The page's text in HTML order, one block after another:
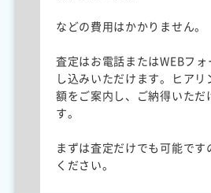
などの費用はかかりません。
査定はお電話またはWEBフ
し込みいただけます。ヒア
額をご案内し、ご納得いただ
す。
まずは査定だけでも可能で
ください。